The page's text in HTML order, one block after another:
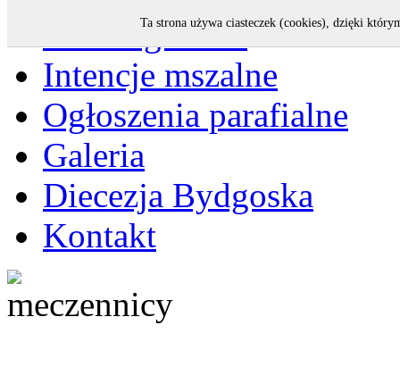
Strona główna
Intencje mszalne
Ogłoszenia parafialne
Galeria
Diecezja Bydgoska
Kontakt
Ta strona używa ciasteczek (cookies), dzięki